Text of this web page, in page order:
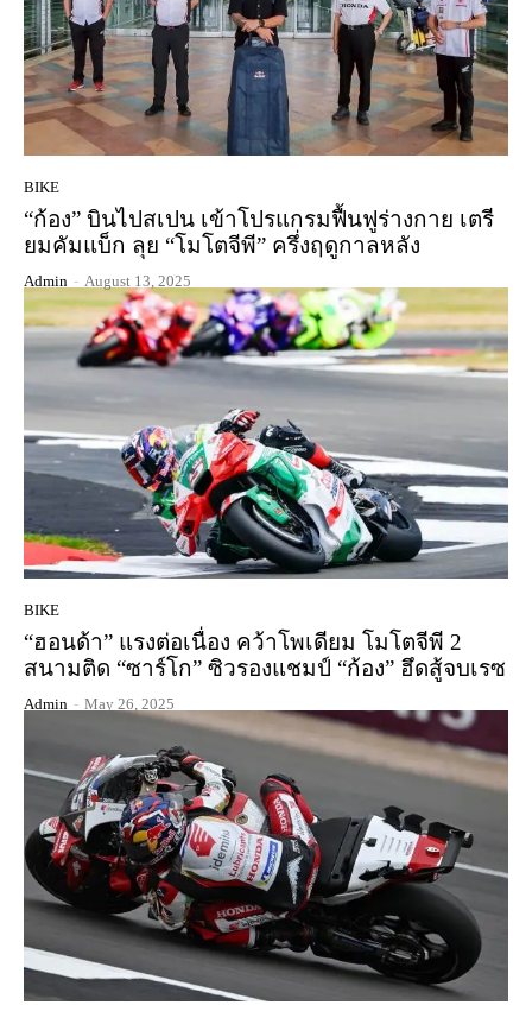
BIKE
“ก้อง” บินไปสเปน เข้าโปรแกรมฟื้นฟูร่างกาย เตรี
ยมคัมแบ็ก ลุย “โมโตจีพี” ครึ่งฤดูกาลหลัง
Admin - August 13, 2025
BIKE
“ฮอนด้า” แรงต่อเนื่อง คว้าโพเดียม โมโตจีพี 2
สนามติด “ซาร์โก” ซิวรองแชมป์ “ก้อง” ฮึดสู้จบเรซ
Admin - May 26, 2025